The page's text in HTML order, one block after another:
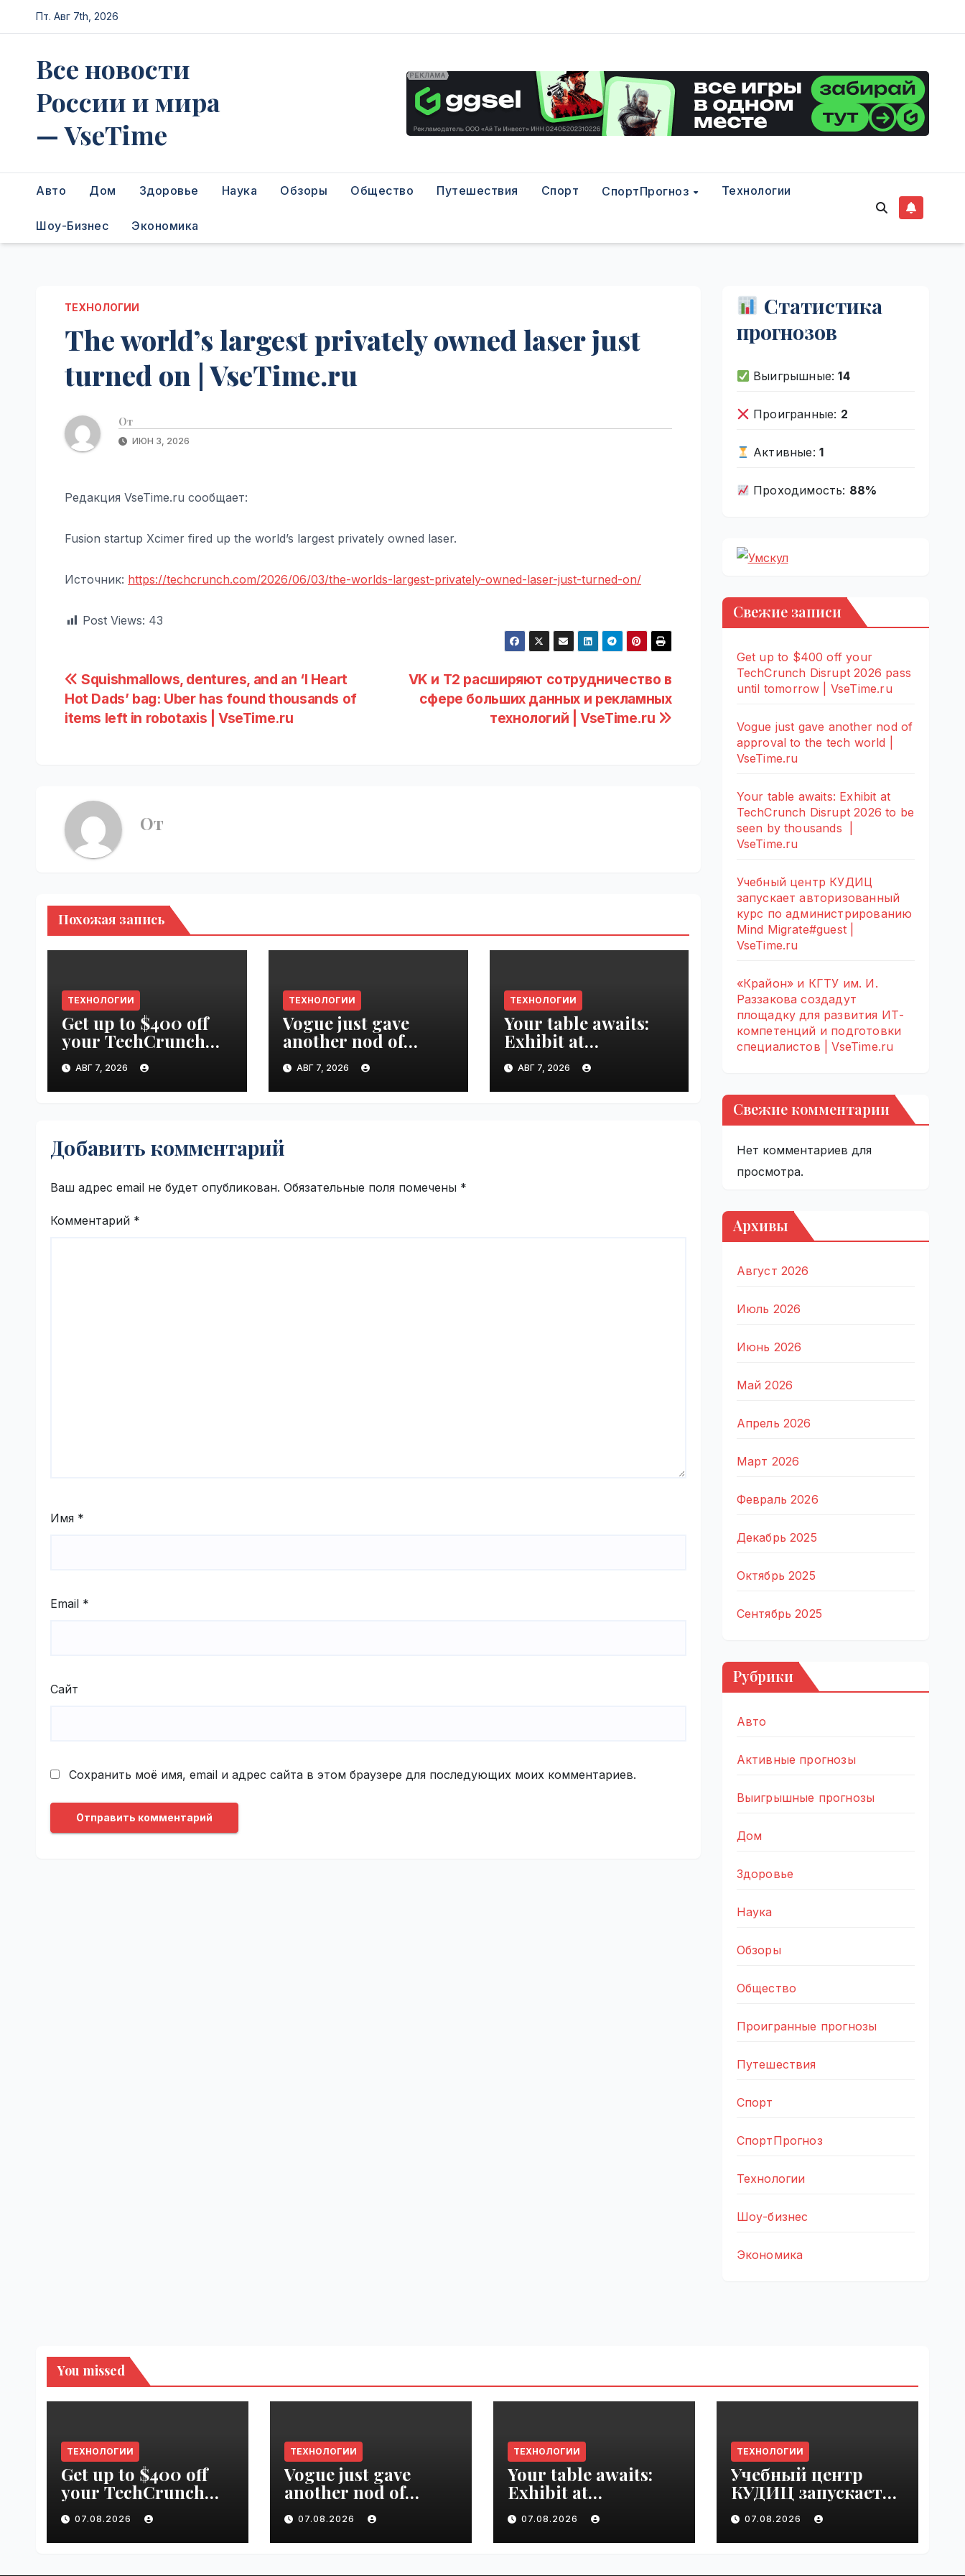
Перейти
к
Пт. Авг 7th, 2026
Все новости
России и мира
— VseTime
Авто Дом Здоровье Наука Обзоры Общество Путешествия Спорт СпортПрогноз Технологии
Шоу-Бизнес Экономика
ТЕХНОЛОГИИ
The world’s largest privately owned laser just
turned on | VseTime.ru
От
ИЮН 3, 2026
Редакция VseTime.ru сообщает:
Fusion startup Xcimer fired up the world’s largest privately owned laser.
Источник: https://techcrunch.com/2026/06/03/the-worlds-largest-privately-owned-laser-just-turned-on/
Post Views: 43
Навигация
по
VK и Т2 расширяют сотрудничество в
сфере больших данных и рекламных
технологий | VseTime.ru
Squishmallows, dentures, and an ‘I Heart
Hot Dads’ bag: Uber has found thousands of
items left in robotaxis | VseTime.ru
От
Похожая запись
ТЕХНОЛОГИИ
Get up to $400 off
your TechCrunch
Disrupt 2026 pass
until tomorrow |
VseTime.ru
АВГ 7, 2026
ТЕХНОЛОГИИ
Vogue just gave
another nod of
approval to the tech
world | VseTime.ru
АВГ 7, 2026
ТЕХНОЛОГИИ
Your table awaits:
Exhibit at
TechCrunch Disrupt
2026 to be seen by
thousands |
АВГ 7, 2026
Добавить комментарий
Ваш адрес email не будет опубликован. Обязательные поля помечены *
Комментарий *
Имя *
Email *
Сайт
Сохранить моё имя, email и адрес сайта в этом браузере для последующих моих комментариев.
Статистика
прогнозов
Выигрышные:14
Проигранные: 2
Активные: 1
Проходимость: 88%
Свежие записи
Get up to $400 off your
TechCrunch Disrupt 2026 pass
until tomorrow | VseTime.ru
Vogue just gave another nod of
approval to the tech world |
VseTime.ru
Your table awaits: Exhibit at
TechCrunch Disrupt 2026 to be
seen by thousands |
VseTime.ru
Учебный центр КУДИЦ
запускает авторизованный
курс по администрированию
Mind Migrate#guest |
VseTime.ru
«Крайон» и КГТУ им. И.
Раззакова создадут
площадку для развития ИТ-
компетенций и подготовки
специалистов | VseTime.ru
Свежие комментарии
Нет комментариев для
просмотра.
Архивы
Август 2026
Июль 2026
Июнь 2026
Май 2026
Апрель 2026
Март 2026
Февраль 2026
Декабрь 2025
Октябрь 2025
Сентябрь 2025
Рубрики
Авто
Активные прогнозы
Выигрышные прогнозы
Дом
Здоровье
Наука
Обзоры
Общество
Проигранные прогнозы
Путешествия
Спорт
СпортПрогноз
Технологии
Шоу-бизнес
Экономика
You missed
ТЕХНОЛОГИИ
Get up to $400 off
your TechCrunch
Disrupt 2026 pass
until tomorrow |
VseTime.ru
07.08.2026
ТЕХНОЛОГИИ
Vogue just gave
another nod of
approval to the tech
world | VseTime.ru
07.08.2026
ТЕХНОЛОГИИ
Your table awaits:
Exhibit at
TechCrunch Disrupt
2026 to be seen by
thousands |
07.08.2026
ТЕХНОЛОГИИ
Учебный центр
КУДИЦ запускает
авторизованный
курс по
администрировани
07.08.2026